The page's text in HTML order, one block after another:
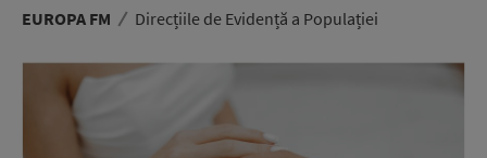
EUROPA FM Direcțiile de Evidență a Populației
RADIO
CONCURSURI
PODCAST